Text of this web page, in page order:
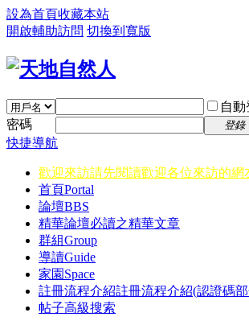
設為首頁收藏本站
開啟輔助訪問 切換到寬版
自
密碼
登錄
快捷導航
歡迎來訪請先閱讀歡迎各位來訪的網
首頁Portal
論壇BBS
精華論壇必讀之精華文章
群組Group
導讀Guide
家園 Space
註冊流程介紹註冊流程介紹(認證碼
帖子高級搜索